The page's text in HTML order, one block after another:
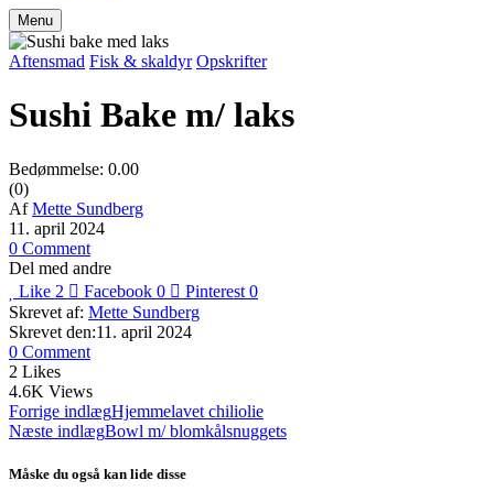
SøgMenu
Aftensmad Fisk & skaldyr Opskrifter
Sushi Bake m/ laks
Bedømmelse: 0.00
(0)
AfMette Sundberg
11. april 2024
0 Comment
Del med andre
Like 2 Facebook 0 Pinterest 0
Skrevet af: Mette Sundberg
Skrevet den:11. april 2024
0 Comment
2 Likes
4.6K Views
Indlægsnavigation
Forrige indlægHjemmelavet chiliolie
Næste indlægBowl m/ blomkålsnuggets
Måske du også kan lide disse